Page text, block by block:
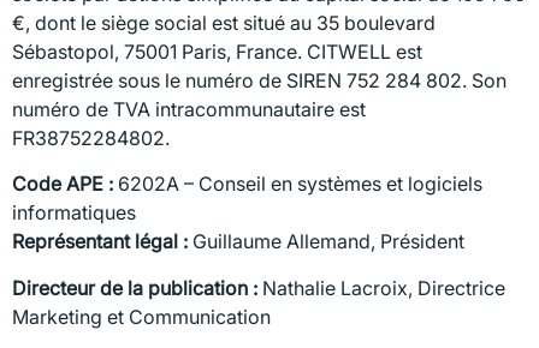
€, dont le siège social est situé au 35 boulevard
Sébastopol, 75001 Paris, France. CITWELL est
enregistrée sous le numéro de SIREN 752 284 802. Son
numéro de TVA intracommunautaire est
FR38752284802.
Code APE : 6202A – Conseil en systèmes et logiciels
informatiques
Représentant légal : Guillaume Allemand, Président
Directeur de la publication : Nathalie Lacroix, Directrice
Marketing et Communication